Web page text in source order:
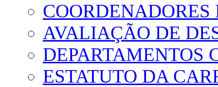
AVALIAÇÃO DE
DEPARTAMENTOS
ESTATUTO DA